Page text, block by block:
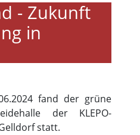
- Zukunft
in
fand der grüne
der KLEPO-
statt.